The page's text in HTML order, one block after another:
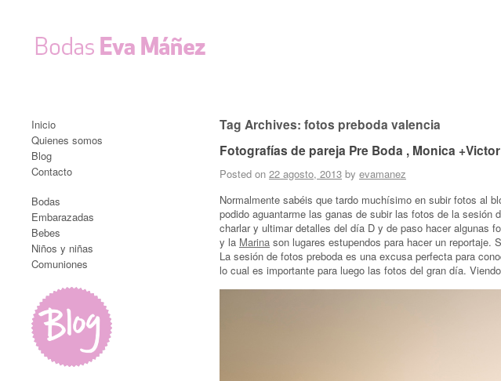
Inicio
Quienes somos
Blog
Contacto
Bodas
Embarazadas
Bebes
Niños y niñas
Comuniones
Tag Archives: fotos preboda valencia
Fotografías de pareja Pre Boda , Monica +Victor
Posted on 22 agosto, 2013 by evamanez
Normalmente sabéis que tardo muchísimo en subir fotos al
podido aguantarme las ganas de subir las fotos de la
charlar y ultimar detalles del día D y de paso hacer algunas
y la Marina son lugares estupendos para hacer un reportaje.
La sesión de fotos preboda es una excusa perfecta para
lo cual es importante para luego las fotos del gran día.